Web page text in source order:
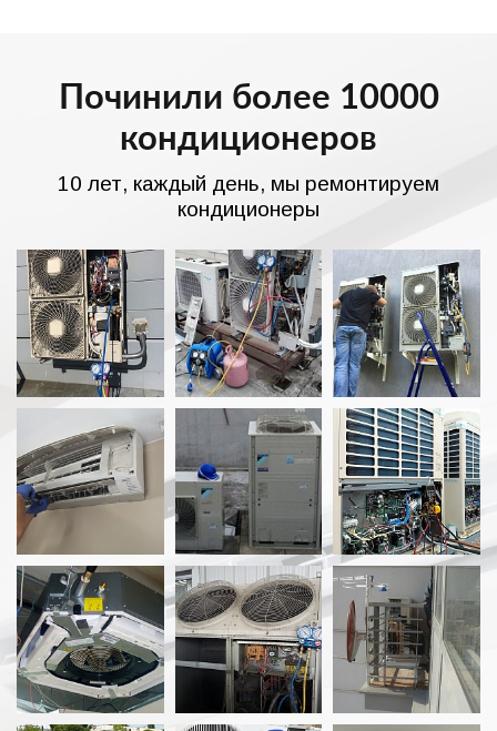
Починили более 10000
кондиционеров
10 лет, каждый день, мы ремонтируем
кондиционеры